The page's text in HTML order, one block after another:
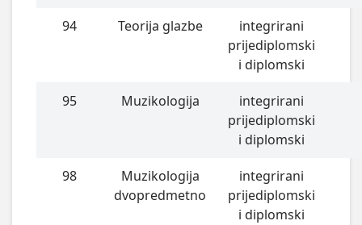
94 Teorija glazbe
integrirani
prijediplomski
i diplomski
95 Muzikologija
integrirani
prijediplomski
i diplomski
98
Muzikologija
dvopredmetno
integrirani
prijediplomski
i diplomski